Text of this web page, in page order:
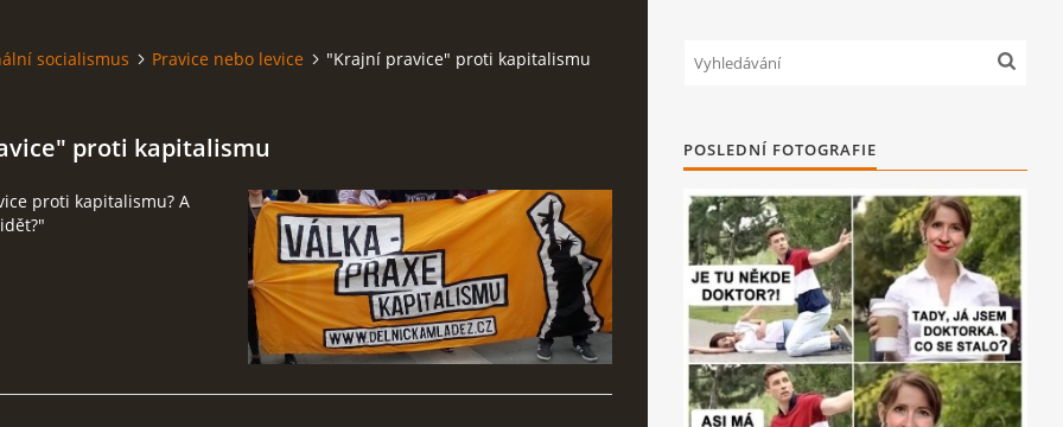
socialismus Pravice nebo levice "Krajní pravice" proti kapitalismu
proti kapitalismu
proti kapitalismu? A
POSLEDNÍ FOTOGRAFIE